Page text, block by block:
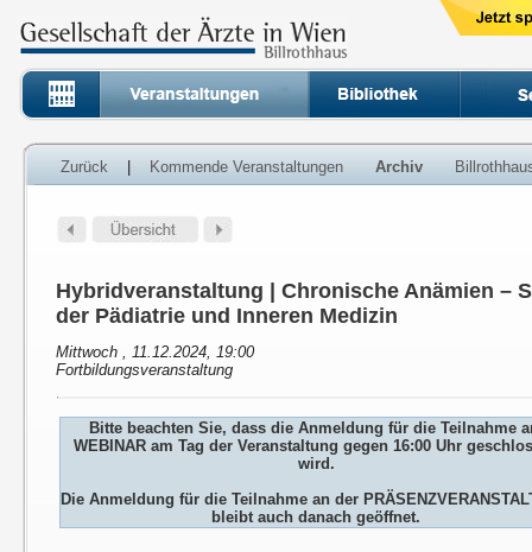
Zurück Kommende Veranstaltungen Archiv
Hybridveranstaltung | Chronische Anämien –
der Pädiatrie und Inneren Medizin
Mittwoch , 11.12.2024, 19:00
Fortbildungsveranstaltung
Bitte beachten Sie, dass die Anmeldung für die Teilnahme
WEBINAR am Tag der Veranstaltung gegen 16:00 Uhr
wird.
Die Anmeldung für die Teilnahme an der
bleibt auch danach geöffnet.